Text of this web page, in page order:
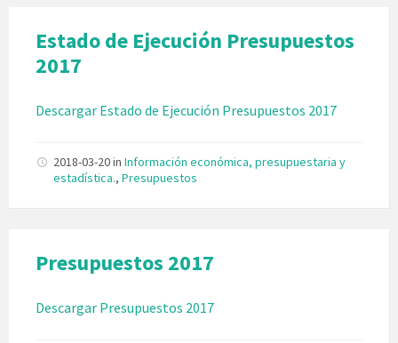
Estado de Ejecución Presupuestos
2017
Descargar Estado de Ejecución Presupuestos 2017
2018-03-20in Información económica, presupuestaria y
estadística., Presupuestos
Presupuestos 2017
Descargar Presupuestos 2017